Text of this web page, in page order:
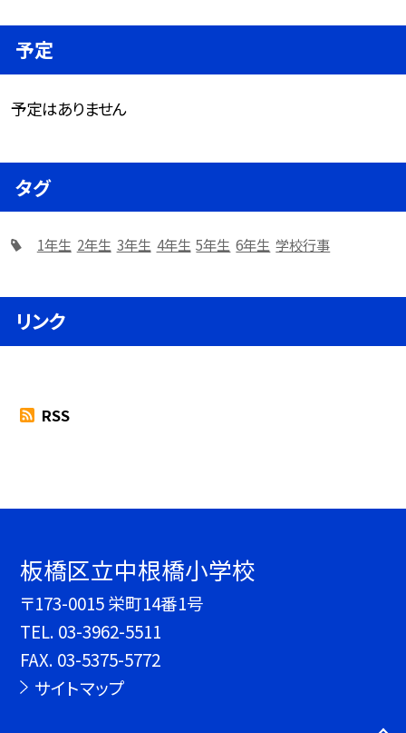
予定
予定はありません
タグ
1年生 2年生 3年生 4年生 5年生 6年生 学校行事
リンク
RSS
板橋区立中根橋小学校
〒173-0015 栄町14番1号
TEL. 03-3962-5511
FAX. 03-5375-5772
サイトマップ